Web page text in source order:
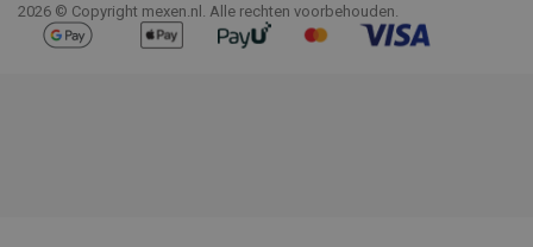
2026 © Copyright mexen.nl. Alle rechten voorbehouden.